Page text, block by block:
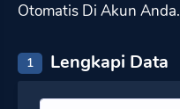
Otomatis Di Akun Anda.
1 Lengkapi Data